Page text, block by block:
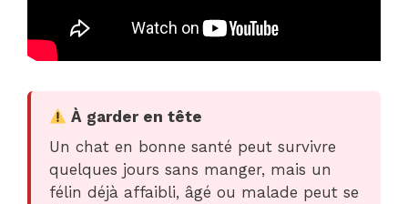
À garder en tête
Un chat en bonne santé peut survivre
quelques jours sans manger, mais un
félin déjà affaibli, âgé ou malade peut se